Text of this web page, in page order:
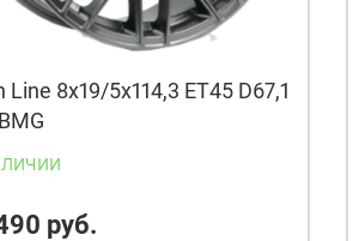
Line 8x19/5x114,3 ET45 D67,1
руб.